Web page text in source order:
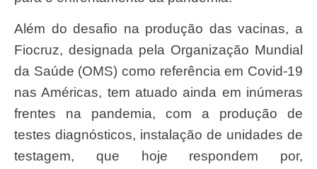
Além do desafio na produção das vacinas, a
Fiocruz, designada pela Organização Mundial
da Saúde (OMS) como referência em Covid-19
nas Américas, tem atuado ainda em inúmeras
frentes na pandemia, com a produção de
testes diagnósticos, instalação de unidades de
testagem, que hoje respondem por,